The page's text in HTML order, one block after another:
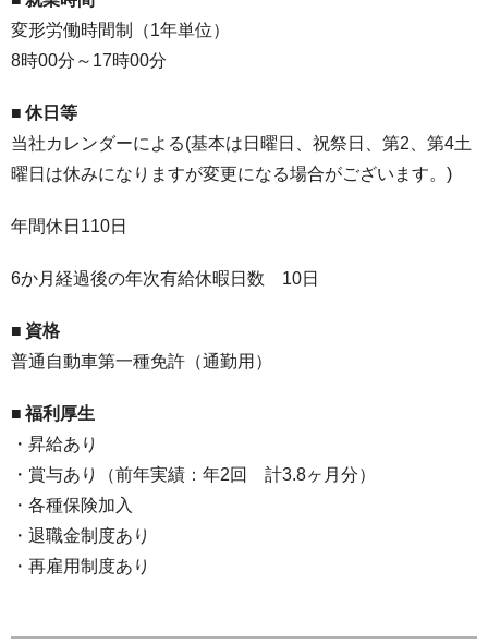
変形労働時間制（1年単位）
8時00分～17時00分
■ 休日等
当社カレンダーによる(基本は日曜日、祝祭日、第2、第4土
曜日は休みになりますが変更になる場合がございます。)
年間休日110日
6か月経過後の年次有給休暇日数 10日
■ 資格
普通自動車第一種免許（通勤用）
■ 福利厚生
・昇給あり
・賞与あり（前年実績：年2回 計3.8ヶ月分）
・各種保険加入
・退職金制度あり
・再雇用制度あり